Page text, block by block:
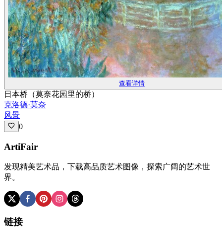
查看详情
日本桥（莫奈花园里的桥）
克洛德·莫奈
风景
0
ArtiFair
发现精美艺术品，下载高品质艺术图像，探索广阔的艺术世
界。
链接